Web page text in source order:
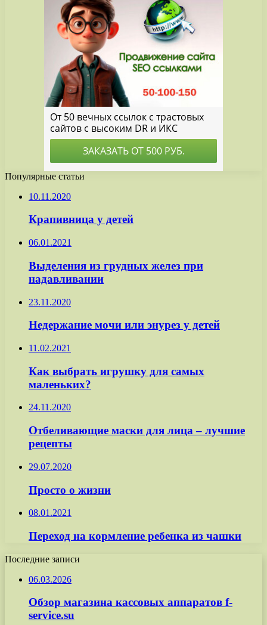
Популярные статьи
10.11.2020
Крапивница у детей
06.01.2021
Выделения из грудных желез при
надавливании
23.11.2020
Недержание мочи или энурез у детей
11.02.2021
Как выбрать игрушку для самых
маленьких?
24.11.2020
Отбеливающие маски для лица – лучшие
рецепты
29.07.2020
Просто о жизни
08.01.2021
Переход на кормление ребенка из чашки
Последние записи
06.03.2026
Обзор магазина кассовых аппаратов f-
service.su